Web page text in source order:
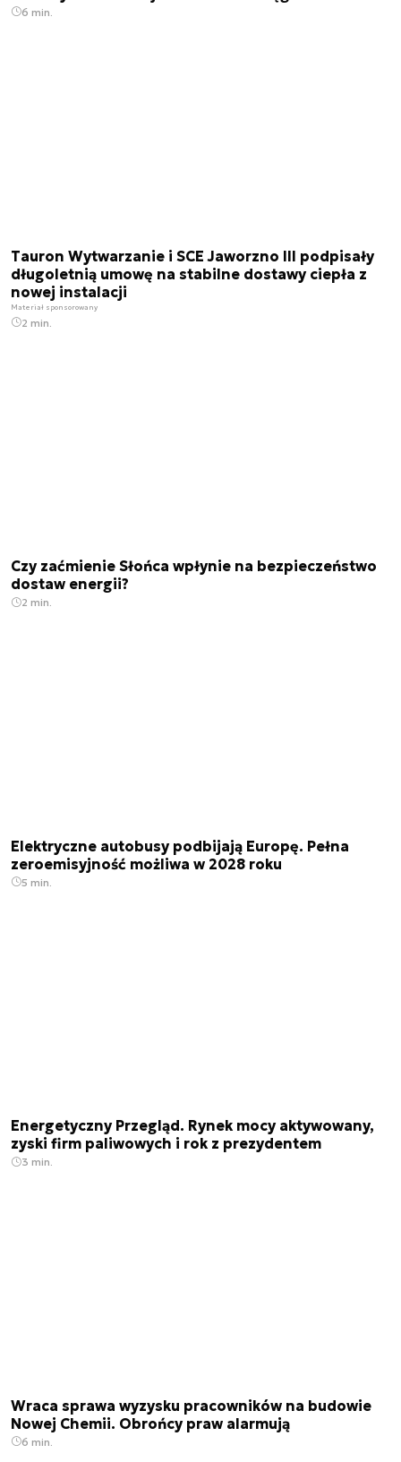
6 min.
Tauron Wytwarzanie i SCE Jaworzno III podpisały
długoletnią umowę na stabilne dostawy ciepła z
nowej instalacji
Materiał sponsorowany
2 min.
Czy zaćmienie Słońca wpłynie na bezpieczeństwo
dostaw energii?
2 min.
Elektryczne autobusy podbijają Europę. Pełna
zeroemisyjność możliwa w 2028 roku
5 min.
Energetyczny Przegląd. Rynek mocy aktywowany,
zyski firm paliwowych i rok z prezydentem
3 min.
Wraca sprawa wyzysku pracowników na budowie
Nowej Chemii. Obrońcy praw alarmują
6 min.